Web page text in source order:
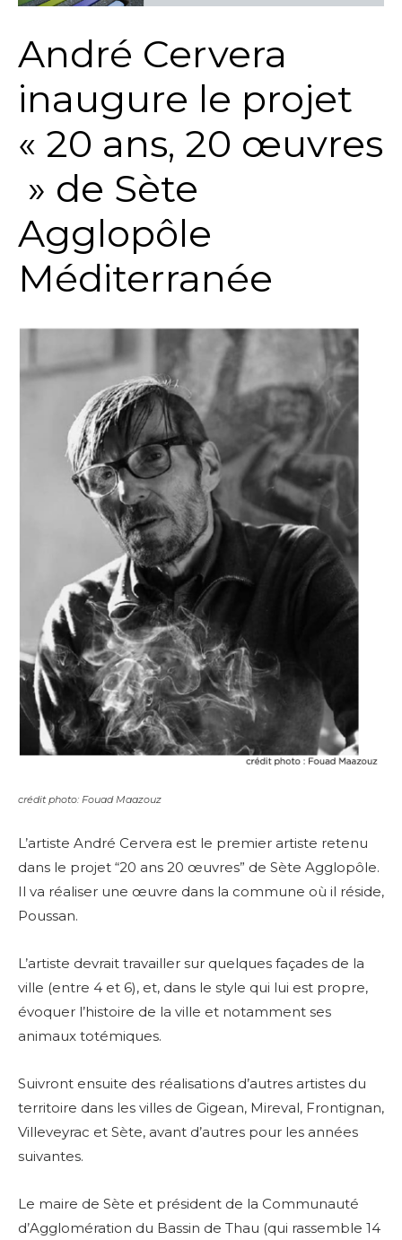
André Cervera
inaugure le projet
« 20 ans, 20 œuvres
» de Sète
Agglopôle
Méditerranée
crédit photo: Fouad Maazouz
L’artiste André Cervera est le premier artiste retenu
dans le projet “20 ans 20 œuvres” de Sète Agglopôle.
Il va réaliser une œuvre dans la commune où il réside,
Poussan.
L’artiste devrait travailler sur quelques façades de la
ville (entre 4 et 6), et, dans le style qui lui est propre,
évoquer l’histoire de la ville et notamment ses
animaux totémiques.
Suivront ensuite des réalisations d’autres artistes du
territoire dans les villes de Gigean, Mireval, Frontignan,
Villeveyrac et Sète, avant d’autres pour les années
suivantes.
Le maire de Sète et président de la Communauté
d’Agglomération du Bassin de Thau (qui rassemble 14